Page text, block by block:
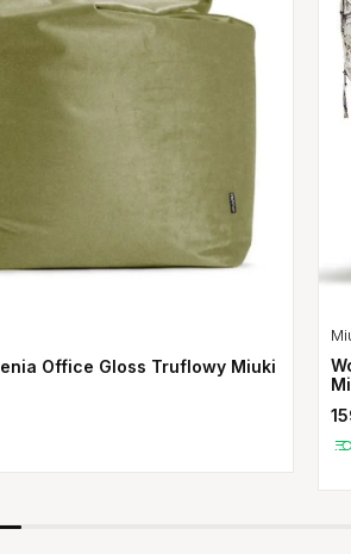
Office Gloss Truflowy Miuki